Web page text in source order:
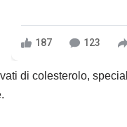
187 123
di colesterolo,